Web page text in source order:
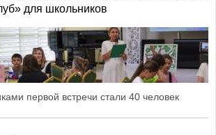
для школьников
первой встречи стали 40 человек